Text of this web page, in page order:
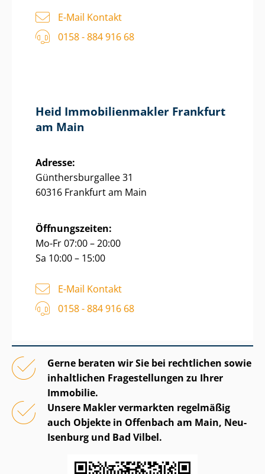
E-Mail Kontakt
0158 - 884 916 68
Heid Im­mo­bi­li­en­mak­ler Frankfurt
am Main
Adresse:
Gün­thers­bur­g­al­lee 31
60316 Frankfurt am Main
Öffnungszeiten:
Mo-Fr 07:00 – 20:00
Sa 10:00 – 15:00
E-Mail Kontakt
0158 - 884 916 68
Gerne beraten wir Sie bei rechtlichen sowie
inhaltlichen Fragestellungen zu Ihrer
Immobilie.
Unsere Makler vermarkten regelmäßig
auch Objekte in Offenbach am Main, Neu-
Isenburg und Bad Vilbel.